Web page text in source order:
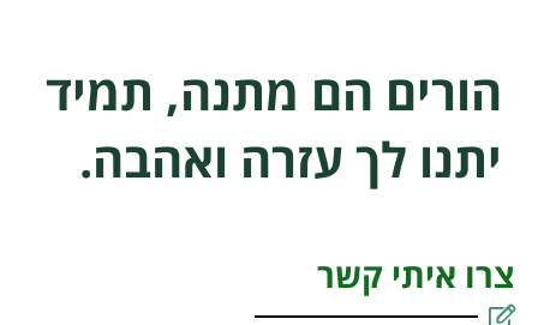
הורים הם מתנה, תמיד
יתנו לך עזרה ואהבה.
צרו איתי קשר